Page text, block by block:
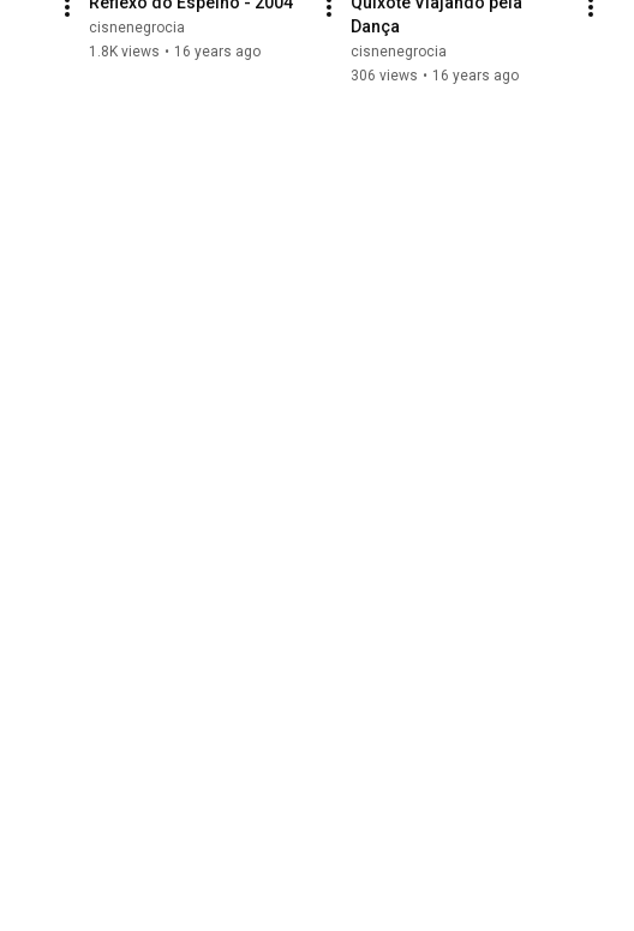
cisnenegrocia
1.8K views • 16 years ago
Dança
cisnenegrocia
306 views • 16 years ago